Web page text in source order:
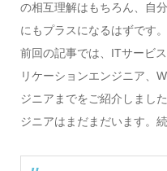
の相互理解はもちろん、自
にもプラスになるはずです。
前回の記事では、ITサービ
リケーションエンジニア、
ジニアまでをご紹介しまし
ジニアはまだまだいます。